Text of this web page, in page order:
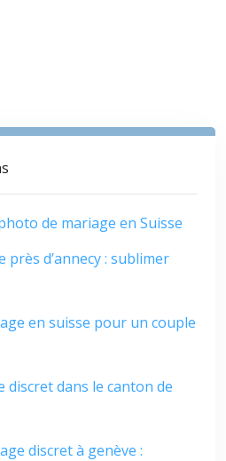
de mariage en Suisse
d’annecy : sublimer
en suisse pour un couple
dans le canton de
discret à genève :